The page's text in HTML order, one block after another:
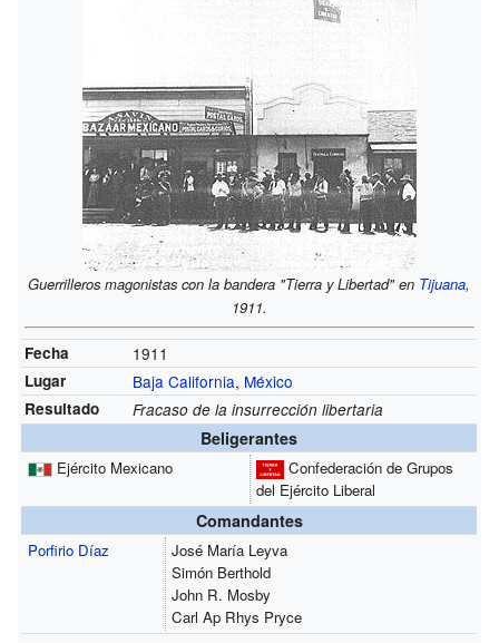
Guerrilleros magonistas con la bandera "Tierra y Libertad" en Tijuana,
1911.
Fecha 1911
Lugar Baja California, México
Resultado Fracaso de la insurrección libertaria
Beligerantes
Ejército Mexicano
Confederación de Grupos
del Ejército Liberal
Comandantes
Porfirio Díaz
José María Leyva
Simón Berthold
John R. Mosby
Carl Ap Rhys Pryce